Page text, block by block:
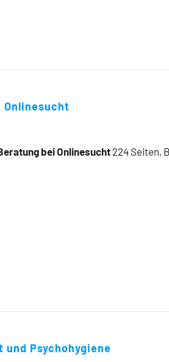
Onlinesucht
bei Onlinesucht224 Seiten,
und Psychohygiene